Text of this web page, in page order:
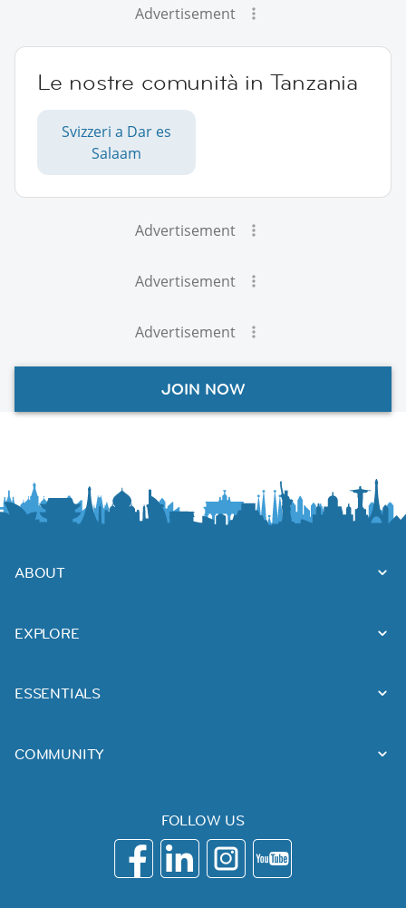
Advertisement
Le nostre comunità in Tanzania
Svizzeri a Dar es
Salaam
Advertisement
Advertisement
Advertisement
JOIN NOW
ABOUT
EXPLORE
ESSENTIALS
COMMUNITY
FOLLOW US